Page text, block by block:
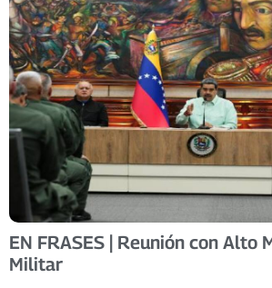
EN FRASES | Reunión con Alto
Militar